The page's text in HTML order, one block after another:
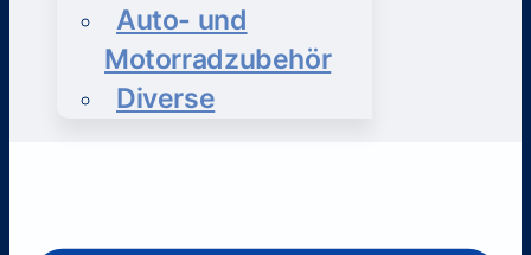
Auto- und
Motorradzubehör
Diverse